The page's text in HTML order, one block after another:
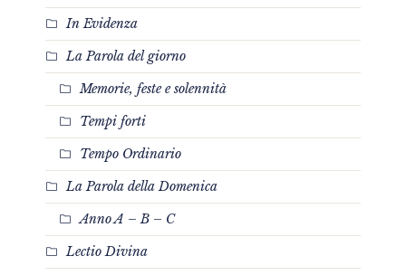
In Evidenza
La Parola del giorno
Memorie, feste e solennità
Tempi forti
Tempo Ordinario
La Parola della Domenica
Anno A – B – C
Lectio Divina